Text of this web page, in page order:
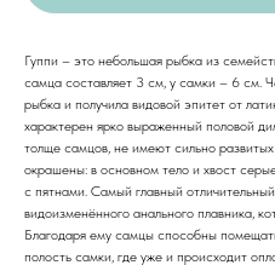
Гуппи – это небольшая рыбка из
самца составляет 3 см, у самки – 6 см.
рыбка и получила видовой эпитет от
характерен ярко выраженный половой
толще самцов, не имеют сильно
окрашены: в основном тело и хвост
с пятнами. Самый главный
видоизменённого анального плавника,
Благодаря ему самцы способны
полость самки, где уже и происходит